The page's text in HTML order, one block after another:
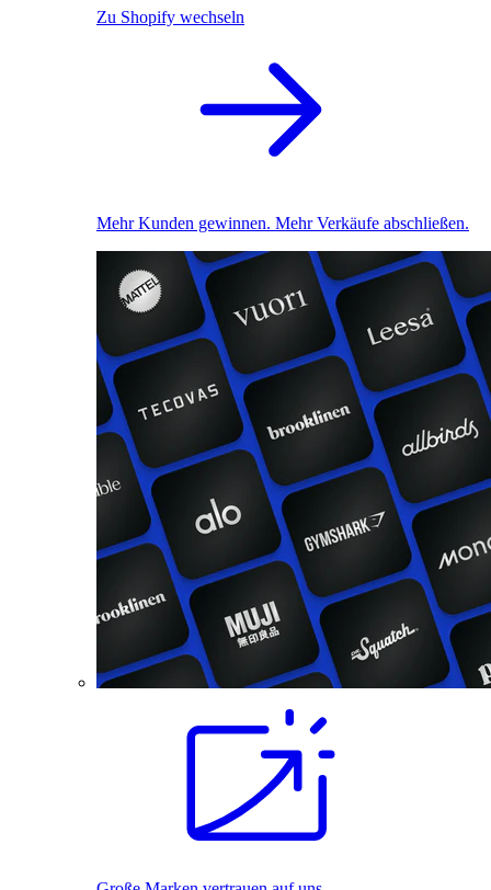
Zu Shopify wechseln
Mehr Kunden gewinnen. Mehr Verkäufe abschließen.